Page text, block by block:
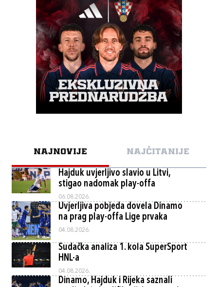
NAJNOVIJE NAJČITANIJE
Hajduk uvjerljivo slavio u Litvi,
stigao nadomak play-offa
06.08.2026.
Uvjerljiva pobjeda dovela Dinamo
na prag play-offa Lige prvaka
04.08.2026.
Sudačka analiza 1. kola SuperSport
HNL-a
04.08.2026.
Dinamo, Hajduk i Rijeka saznali